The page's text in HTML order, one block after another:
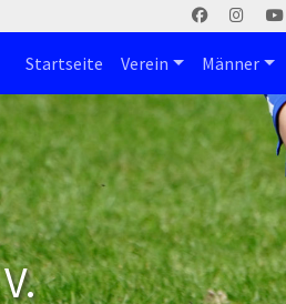
Startseite Verein Männer